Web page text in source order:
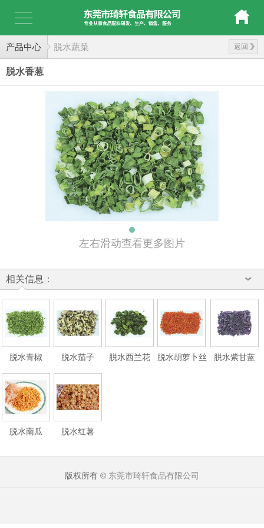
产品中心 返回
脱水蔬菜
脱水香葱
左右滑动查看更多图片
相关信息：
脱水青椒 脱水茄子 脱水西兰花 脱水胡萝卜丝 脱水紫甘蓝
脱水南瓜 脱水红薯
版权所有 © 东莞市琦轩食品有限公司